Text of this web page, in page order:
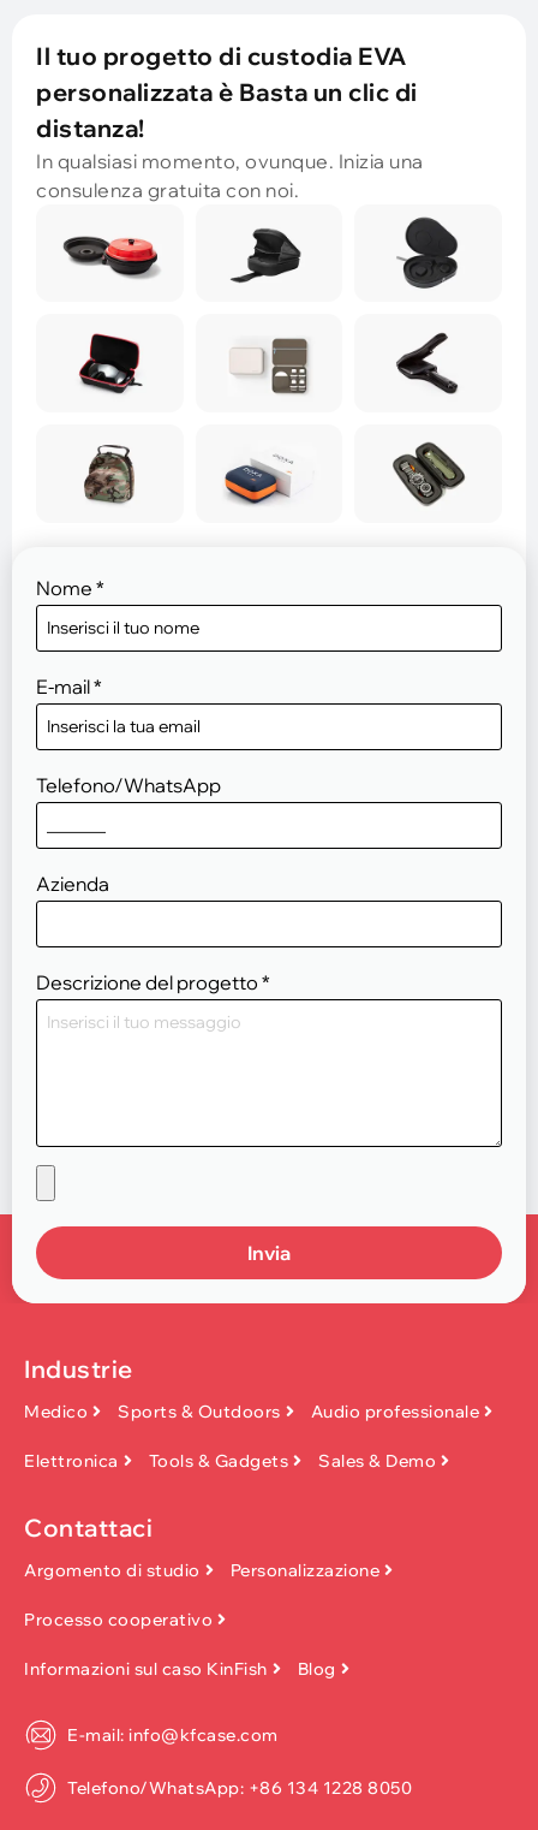
Nome *
E-mail*
Telefono/WhatsApp
Azienda
Descrizione del progetto *
Invia
Il tuo progetto di custodia EVA
personalizzata è Basta un clic di
distanza!
In qualsiasi momento, ovunque. Inizia una
consulenza gratuita con noi.
Industrie
Medico Sports & Outdoors Audio professionale
Elettronica Tools & Gadgets Sales & Demo
Contattaci
Argomento di studio Personalizzazione
Processo cooperativo
Informazioni sul caso KinFish Blog
E-mail: info@kfcase.com
Telefono/WhatsApp: +86 134 1228 8050